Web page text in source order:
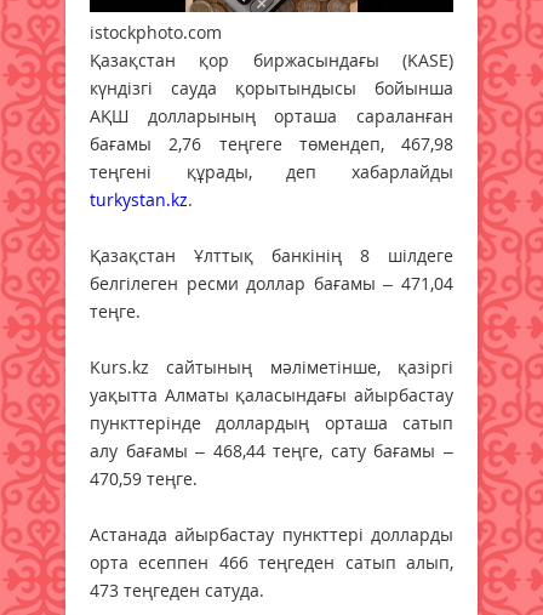
istockphoto.com
Қазақстан қор биржасындағы (KASE)
күндізгі сауда қорытындысы бойынша
АҚШ долларының орташа сараланған
бағамы 2,76 теңгеге төмендеп, 467,98
теңгені құрады, деп хабарлайды
turkystan.kz.
Қазақстан Ұлттық банкінің 8 шілдеге
белгілеген ресми доллар бағамы – 471,04
теңге.
Kurs.kz сайтының мәліметінше, қазіргі
уақытта Алматы қаласындағы айырбастау
пункттерінде доллардың орташа сатып
алу бағамы – 468,44 теңге, сату бағамы –
470,59 теңге.
Астанада айырбастау пункттері долларды
орта есеппен 466 теңгеден сатып алып,
473 теңгеден сатуда.